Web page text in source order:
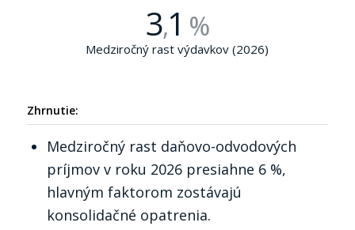
3,1 %
Medziročný rast výdavkov (2026)
Zhrnutie:
Medziročný rast daňovo-odvodových
príjmov v roku 2026 presiahne 6 %,
hlavným faktorom zostávajú
konsolidačné opatrenia.